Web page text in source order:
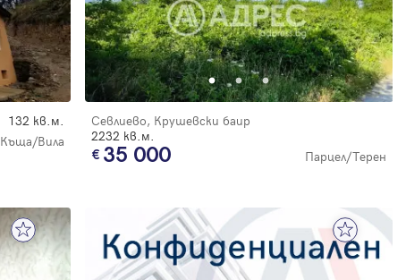
132 кв.м.
Къща/Вила
Севлиево, Крушевски баир
2232 кв.м.
35 000 Парцел/Терен